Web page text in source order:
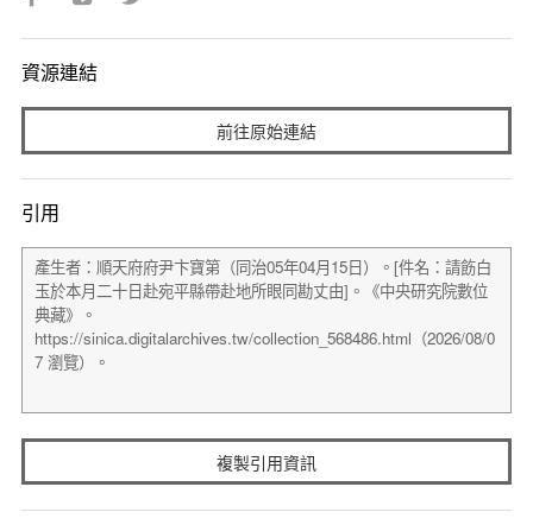
資源連結
前往原始連結
引用
複製引用資訊